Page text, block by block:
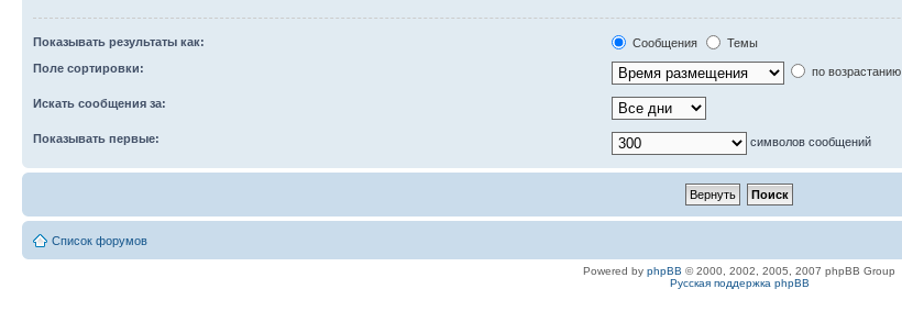
Показывать результаты как: Сообщения
Темы
Поле сортировки:
по возрастанию
Искать сообщения за:
Показывать первые: символов сообщений
Список форумов
Powered by phpBB © 2000, 2002, 2005, 2007 phpBB Group
Русская поддержка phpBB